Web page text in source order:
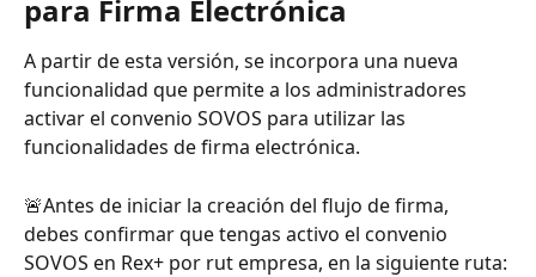
para Firma Electrónica
A partir de esta versión, se incorpora una nueva
funcionalidad que permite a los administradores
activar el convenio SOVOS para utilizar las
funcionalidades de firma electrónica.
🚨Antes de iniciar la creación del flujo de firma,
debes confirmar que tengas activo el convenio
SOVOS en Rex+ por rut empresa, en la siguiente ruta: